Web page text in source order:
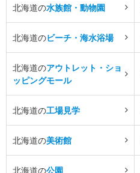
北海道の水族館・動物園
北海道のビーチ・海水浴場
北海道のアウトレット・ショ
ッピングモール
北海道の工場見学
北海道の美術館
北海道の公園